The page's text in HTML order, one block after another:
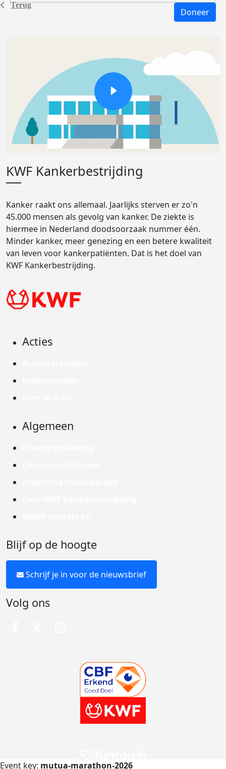
Terug
Doneer
KWF Kankerbestrijding
Kanker raakt ons allemaal. Jaarlijks sterven er zo'n
45.000 mensen als gevolg van kanker. De ziekte is
hiermee in Nederland doodsoorzaak nummer één.
Minder kanker, meer genezing en een betere kwaliteit
van leven voor kankerpatiënten. Dat is het doel van
KWF Kankerbestrijding.
Acties
Algemeen
Blijf op de hoogte
Schrijf je in voor de nieuwsbrief
Volg ons
Event key: mutua-marathon-2026